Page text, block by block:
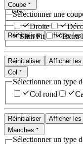
rose
Réinitialiser Afficher les
Coupe
Sélectionner une
Droite
Slim Fit
Extra
Réinitialiser
Afficher les
Col
Sélectionner un type
Col rond
Réinitialiser
Afficher les
Manches
Sélectionner un type